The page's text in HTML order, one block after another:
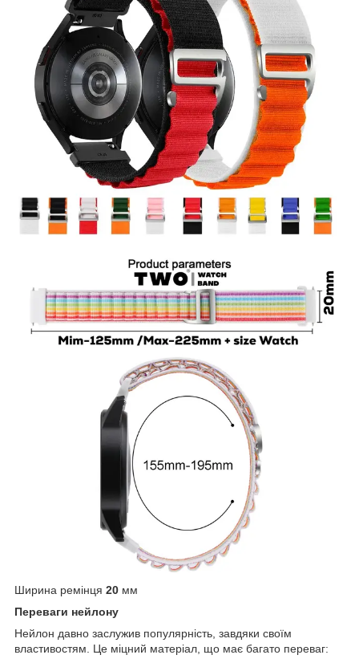
Ширина ремінця 20 мм
Переваги нейлону
Нейлон давно заслужив популярність, завдяки своїм
властивостям. Це міцний матеріал, що має багато переваг: